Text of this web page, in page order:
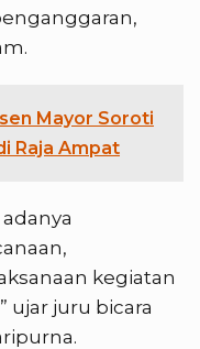
Mayor Soroti
Raja Ampat
kegiatan
ujar juru bicara